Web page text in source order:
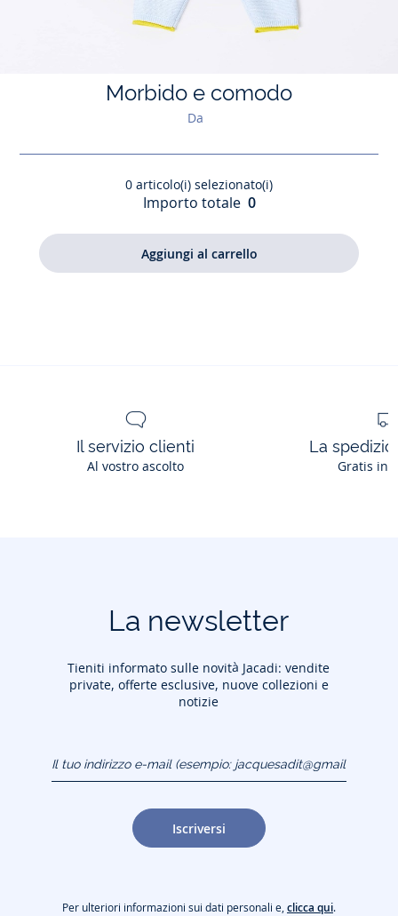
Morbido e comodo
Da
0 articolo(i) selezionato(i)
Importo totale 0
Il servizio clienti
Al vostro ascolto
La
Gratis in
La newsletter
Tieniti informato sulle novità Jacadi: vendite
private, offerte esclusive, nuove collezioni e
notizie
(esempio:
jacquesadit@gmail.com)
Iscriversi
Per ulteriori informazioni sui dati personali e,clicca qui.